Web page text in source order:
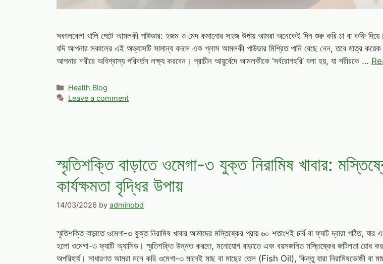
সকালবেলা খালি পেটে আমলকী পাউডার: হজম ও মেদ কমানোর সহজ উপায় আমরা অনেকেই দিন শুরু করি চা বা কফি
যদি আপনার সকালের এই অভ্যাসটি সামান্য বদলে এক গ্লাস আমলকী পাউডার মিশ্রিত পানি বেছে নেন, তবে মাত্র
আপনার শরীরে অবিশ্বাস্য পরিবর্তন লক্ষ্য করবেন। প্রাচীন আয়ুর্বেদে আমলকীকে ‘সর্বরোগহরি’ বলা হয়, যা শরীরকে …
Categories
Health Blog
Leave a comment
স্মৃতিশক্তি বাড়াতে ওমেগা-৩ যুক্ত নিরামিষ খাবার:
কার্যক্ষমতা বৃদ্ধির উপায়
14/03/2026 by adminobd
স্মৃতিশক্তি বাড়াতে ওমেগা-৩ যুক্ত নিরামিষ খাবার আমাদের মস্তিষ্কের প্রায় ৬০ শতাংশই চর্বি বা ফ্যাট দ্বারা গঠিত,
হলো ওমেগা-৩ ফ্যাটি অ্যাসিড। স্মৃতিশক্তি উন্নত করতে, মনোযোগ বাড়াতে এবং বয়সজনিত মস্তিষ্কের জটিলতা রোধ
অপরিহার্য। সাধারণত আমরা মনে করি ওমেগা-৩ মানেই মাছ বা মাছের তেল (Fish Oil), কিন্তু যারা নিরামিষভোজী বা